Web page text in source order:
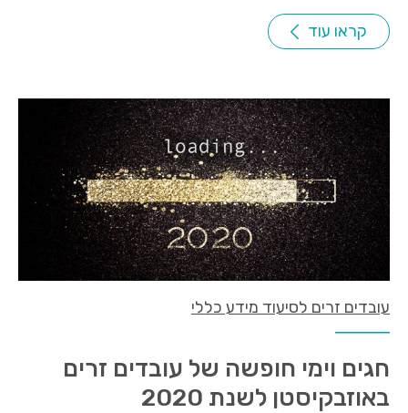
קראו עוד
עובדים זרים לסיעוד מידע כללי
חגים וימי חופשה של עובדים זרים
באוזבקיסטן לשנת 2020